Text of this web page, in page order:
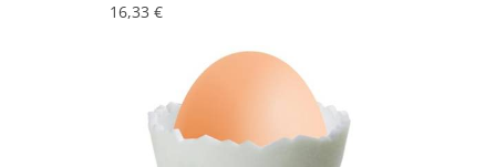
16,33 €